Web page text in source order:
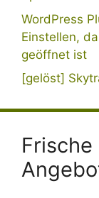
WordPress
Einstellen,
geöffnet ist
[gelöst]
Frische